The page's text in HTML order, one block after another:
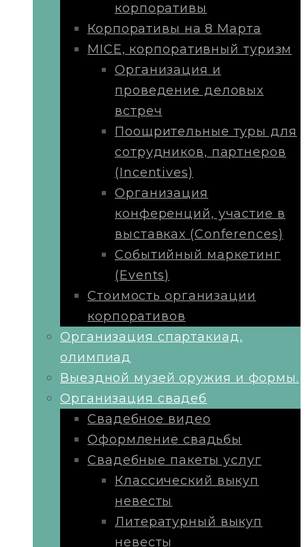
корпоративы
Корпоративы на 8 Марта
MICE, корпоративный туризм
Организация и
проведение деловых
встреч
Поощрительные туры для
сотрудников, партнеров
(Incentives)
Организация
конференций, участие в
выставках (Conferences)
Событийный маркетинг
(Events)
Стоимость организации
корпоративов
Организация спартакиад,
олимпиад
Выездной музей оружия и формы.
Организация свадеб
Свадебное видео
Оформление свадьбы
Свадебные пакеты услуг
Классический выкуп
невесты
Литературный выкуп
невесты